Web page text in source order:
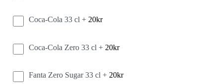
Coca-Cola 33 cl + 20kr
Coca-Cola Zero 33 cl + 20kr
Fanta Zero Sugar 33 cl + 20kr